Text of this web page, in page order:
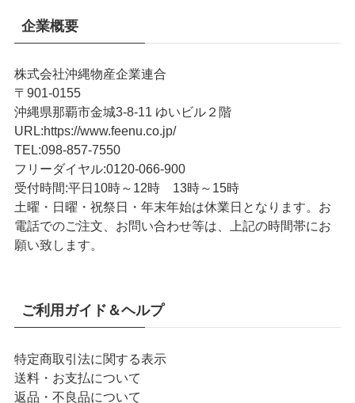
企業概要
株式会社沖縄物産企業連合
〒901-0155
沖縄県那覇市金城3-8-11 ゆいビル２階
URL:https://www.feenu.co.jp/
TEL:098-857-7550
フリーダイヤル:0120-066-900
受付時間:平日10時～12時 13時～15時
土曜・日曜・祝祭日・年末年始は休業日となります。お
電話でのご注文、お問い合わせ等は、上記の時間帯にお
願い致します。
ご利用ガイド＆ヘルプ
特定商取引法に関する表示
送料・お支払について
返品・不良品について